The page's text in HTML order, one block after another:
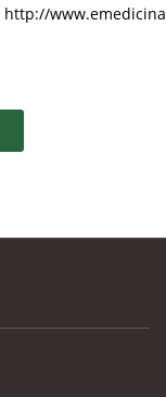
http://